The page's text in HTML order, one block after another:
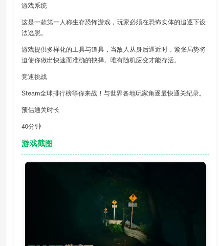
游戏系统
这是一款第一人称生存恐怖游戏，玩家必须在恐怖实体的追逐下设
法逃脱。
游戏提供多样化的工具与道具，当敌人从身后逼近时，紧张局势将
迫使你做出快速而准确的抉择。唯有随机应变才能存活。
竞速挑战
Steam全球排行榜等你来战！与世界各地玩家角逐最快通关纪录。
预估通关时长
40分钟
游戏截图